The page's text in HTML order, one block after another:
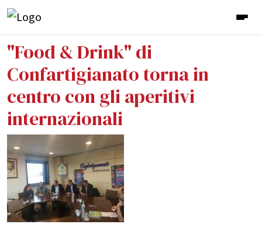
"Food & Drink" di
Confartigianato torna in
centro con gli aperitivi
internazionali